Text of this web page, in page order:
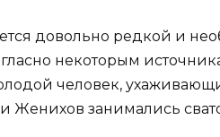
довольно редкой и
некоторым
человек,
Женихов занимались